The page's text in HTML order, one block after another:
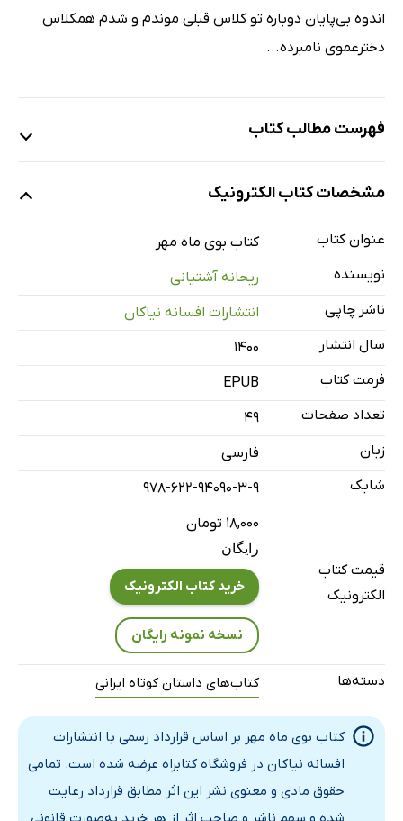
اندوه بی‌پایان دوباره تو کلاس قبلی موندم و شدم همکلاس
دخترعموی نامبرده...
فهرست مطالب کتاب
بوی ماه مهر
خروس بی‌محل
مهمون ناخونده
مشخصات کتاب الکترونیک
عنوان کتاب
کتاب بوی ماه مهر
نویسنده
ریحانه آشتیانی
ناشر چاپی
انتشارات افسانه نیاکان
سال انتشار
۱۴۰۰
فرمت کتاب
EPUB
تعداد صفحات
49
زبان
فارسی
شابک
978-622-94090-3-9
قیمت کتاب
الکترونیک
۱۸,۰۰۰ تومان
رایگان
خرید کتاب الکترونیک
نسخه نمونه رایگان
دسته‌ها کتاب‌های داستان کوتاه ایرانی
کتاب بوی ماه مهر بر اساس قرارداد رسمی با انتشارات
افسانه نیاکان در فروشگاه کتابراه عرضه شده است. تمامی
حقوق مادی و معنوی نشر این اثر مطابق قرارداد رعایت